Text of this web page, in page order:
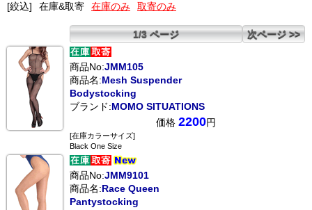
[絞込]
在庫&取寄 在庫のみ 取寄のみ
1/3 ページ 次ページ >>
商品No:JMM105
商品名:Mesh Suspender
Bodystocking
ブランド:MOMO SITUATIONS
価格 2200円
[在庫カラーサイズ]
Black One Size
商品No:JMM9101
商品名:Race Queen
Pantystocking